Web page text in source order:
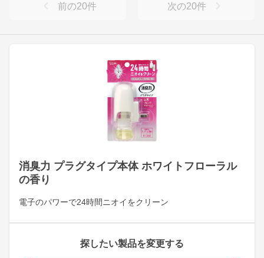
消臭力 プラグタイプ本体 ホワイトフローラル
の香り
電子のパワーで24時間ニオイをクリーン
探したい製品を変更する
前の20件 次の20件